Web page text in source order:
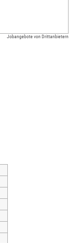
Jobangebote von Drittanbietern